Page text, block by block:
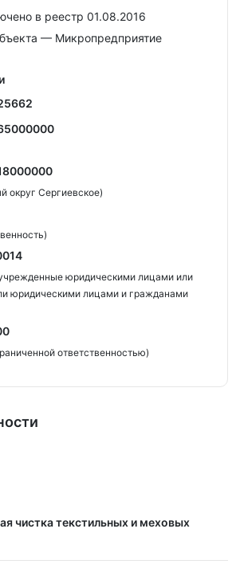
в реестр 01.08.2016
— Микропредприятие
округ Сергиевское)
юридическими лицами или
юридическими лицами и гражданами
ответственностью)
чистка текстильных и меховых